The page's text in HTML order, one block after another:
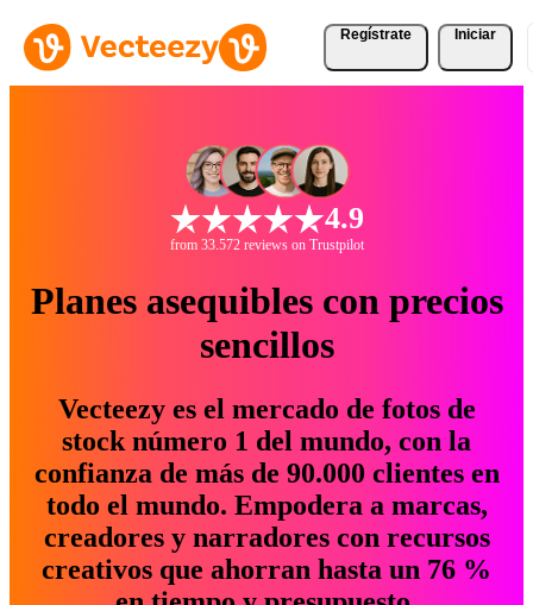
Regístrate Iniciar
4.9
from 33.572 reviews on Trustpilot
Planes asequibles con precios
sencillos
Vecteezy es el mercado de fotos de
stock número 1 del mundo, con la
confianza de más de 90.000 clientes en
todo el mundo. Empodera a marcas,
creadores y narradores con recursos
creativos que ahorran hasta un 76 %